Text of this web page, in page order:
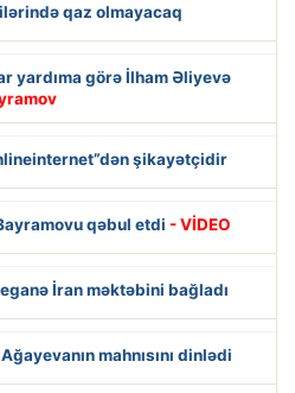
qaz olmayacaq
yardıma görə İlham Əliyevə
şikayətçidir
qəbul etdi - VİDEO
İran məktəbini bağladı
mahnısını dinlədi